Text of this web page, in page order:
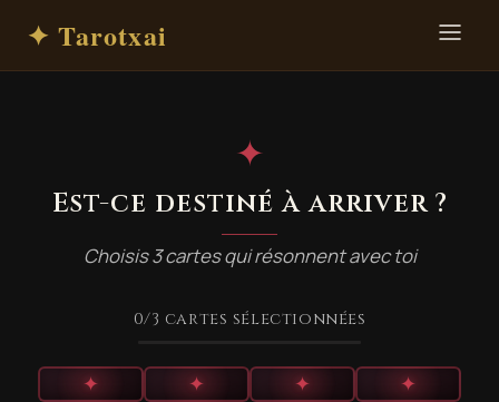
✦ Tarotxai
✦
Est-ce destiné à arriver ?
Choisis 3 cartes qui résonnent avec toi
0/3 cartes sélectionnées
✦ ✦ ✦
✦